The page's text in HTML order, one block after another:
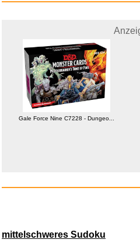
Smartwatch mit
Gale Force Nine C7228 - Dungeo...
mittelschweres Sudoku